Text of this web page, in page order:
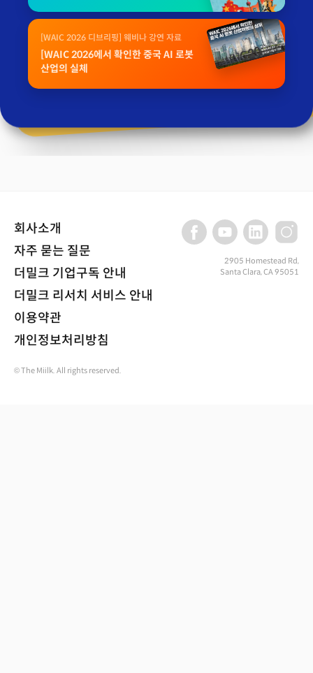
[WAIC 2026 디브리핑] 웨비나 강연 자료
[WAIC 2026에서 확인한 중국 AI 로봇
산업의 실체
회사소개
자주 묻는 질문
더밀크 기업구독 안내
더밀크 리서치 서비스 안내
이용약관
개인정보처리방침
2905 Homestead Rd,
Santa Clara, CA 95051
© The Miilk. All rights reserved.